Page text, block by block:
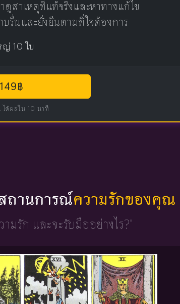
สาเหตุที่แท้จริงและหาทางแก้ไข
รื่นและยั่งยืนตามที่ใจต้องการ
ญ่ 10 ใบ
฿
ได้ผลใน 10 นาที
ถานการณ์ความรักของคุณ
มรัก และจะรับมืออย่างไร?"